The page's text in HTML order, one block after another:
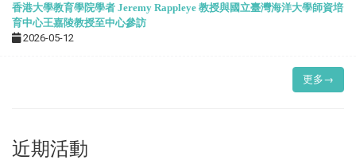
香港大學教育學院學者 Jeremy Rappleye 教授與國立臺灣海洋大學師資培
育中心王嘉陵教授至中心參訪
2026-05-12
更多→
近期活動